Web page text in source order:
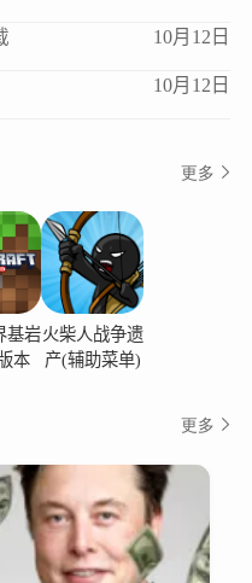
10月12日
10月12日
更多
基岩
本
火柴人战争遗
产(辅助菜单)
更多